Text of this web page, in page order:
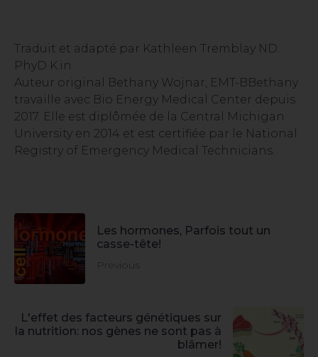
Traduit et adapté par Kathleen Tremblay ND.
PhyD K.in
Auteur original Bethany Wojnar, EMT-BBethany
travaille avec Bio Energy Medical Center depuis
2017. Elle est diplômée de la Central Michigan
University en 2014 et est certifiée par le National
Registry of Emergency Medical Technicians.
Les hormones, Parfois tout un
casse-tête!
Previous
L'effet des facteurs génétiques sur
la nutrition: nos gènes ne sont pas à
blâmer!